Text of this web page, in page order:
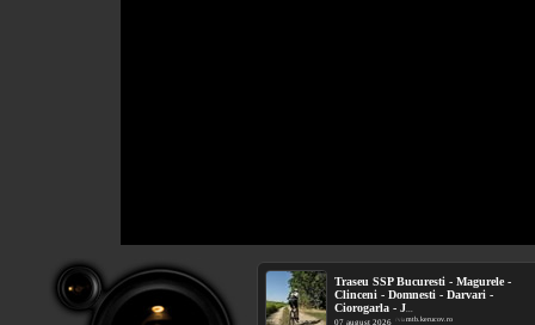
Traseu SSP Bucuresti - Magurele -
Clinceni - Domnesti - Darvari -
Ciorogarla - J...
07 august 2026 / via mtb.kerucov.ro